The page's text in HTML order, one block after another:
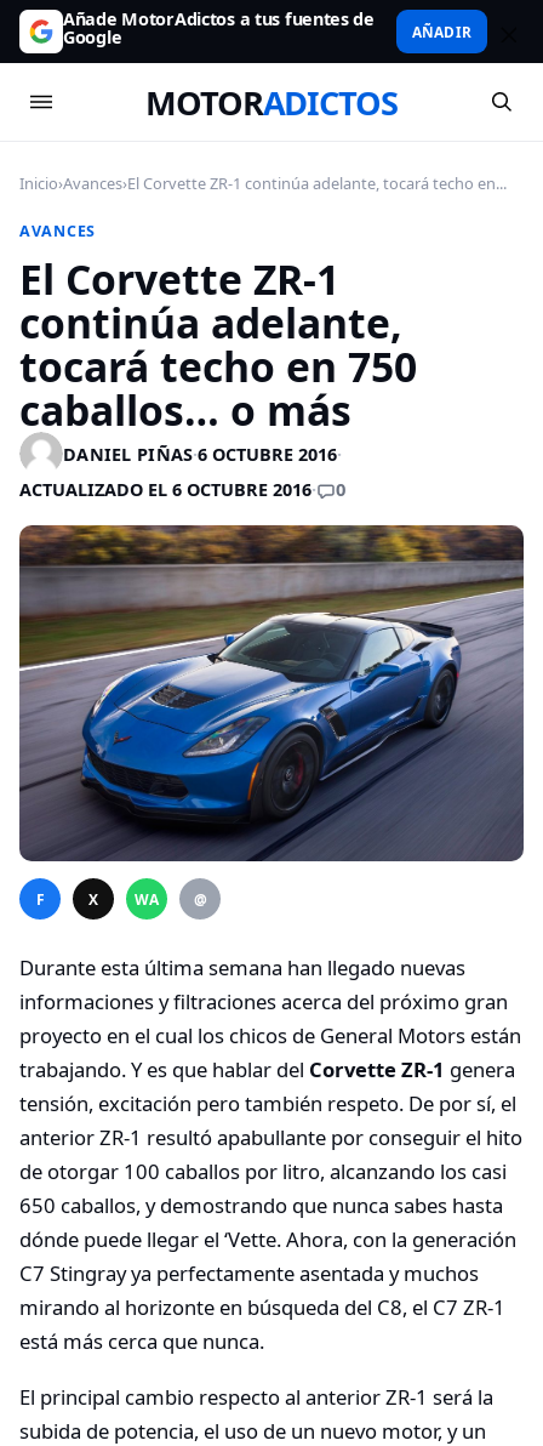
Añade MotorAdictos a tus fuentes de
Google AÑADIR
MOTORADICTOS
Inicio›Avances›El Corvette ZR-1 continúa adelante, tocará techo en...
AVANCES
El Corvette ZR-1
continúa adelante,
tocará techo en 750
caballos… o más
DANIEL PIÑAS·6 OCTUBRE 2016·
ACTUALIZADO EL 6 OCTUBRE 2016· 0
F X WA @
Durante esta última semana han llegado nuevas
informaciones y filtraciones acerca del próximo gran
proyecto en el cual los chicos de General Motors están
trabajando. Y es que hablar del Corvette ZR-1 genera
tensión, excitación pero también respeto. De por sí, el
anterior ZR-1 resultó apabullante por conseguir el hito
de otorgar 100 caballos por litro, alcanzando los casi
650 caballos, y demostrando que nunca sabes hasta
dónde puede llegar el ‘Vette. Ahora, con la generación
C7 Stingray ya perfectamente asentada y muchos
mirando al horizonte en búsqueda del C8, el C7 ZR-1
está más cerca que nunca.
El principal cambio respecto al anterior ZR-1 será la
subida de potencia, el uso de un nuevo motor, y un